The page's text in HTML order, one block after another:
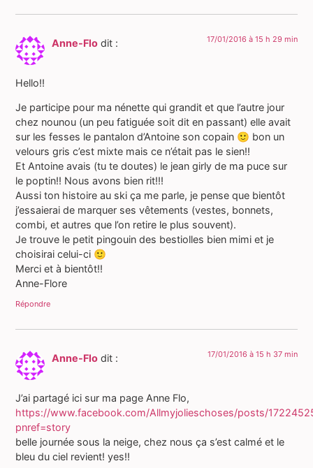
Anne-Flo dit : 17/01/2016 à 15 h 29 min
Hello!!
Je participe pour ma nénette qui grandit et que l’autre jour
chez nounou (un peu fatiguée soit dit en passant) elle avait
sur les fesses le pantalon d’Antoine son copain 🙂 bon un
velours gris c’est mixte mais ce n’était pas le sien!!
Et Antoine avais (tu te doutes) le jean girly de ma puce sur
le poptin!! Nous avons bien rit!!!
Aussi ton histoire au ski ça me parle, je pense que bientôt
j’essaierai de marquer ses vêtements (vestes, bonnets,
combi, et autres que l’on retire le plus souvent).
Je trouve le petit pingouin des bestiolles bien mimi et je
choisirai celui-ci 🙂
Merci et à bientôt!!
Anne-Flore
Répondre
Anne-Flo dit : 17/01/2016 à 15 h 37 min
J’ai partagé ici sur ma page Anne Flo,
https://www.facebook.com/Allmyjolieschoses/posts/
pnref=story
belle journée sous la neige, chez nous ça s’est calmé et le
bleu du ciel revient! yes!!